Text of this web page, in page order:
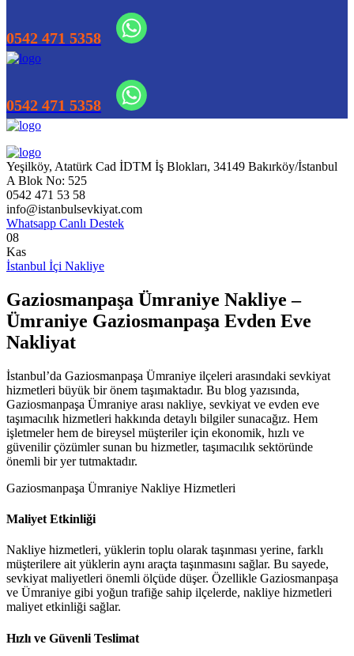
Yeşilköy, Atatürk Cad İDTM İş Blokları, 34149 Bakırköy/İstanbul
A Blok No: 525
0542 471 53 58
info@istanbulsevkiyat.com
Whatsapp Canlı Destek
08
Kas
İstanbul İçi Nakliye
Gaziosmanpaşa Ümraniye Nakliye –
Ümraniye Gaziosmanpaşa Evden Eve
Nakliyat
İstanbul’da Gaziosmanpaşa Ümraniye ilçeleri arasındaki sevkiyat
hizmetleri büyük bir önem taşımaktadır. Bu blog yazısında,
Gaziosmanpaşa Ümraniye arası nakliye, sevkiyat ve evden eve
taşımacılık hizmetleri hakkında detaylı bilgiler sunacağız. Hem
işletmeler hem de bireysel müşteriler için ekonomik, hızlı ve
güvenilir çözümler sunan bu hizmetler, taşımacılık sektöründe
önemli bir yer tutmaktadır.
Gaziosmanpaşa Ümraniye Nakliye Hizmetleri
Maliyet Etkinliği
Nakliye hizmetleri, yüklerin toplu olarak taşınması yerine, farklı
müşterilere ait yüklerin aynı araçta taşınmasını sağlar. Bu sayede,
sevkiyat maliyetleri önemli ölçüde düşer. Özellikle Gaziosmanpaşa
ve Ümraniye gibi yoğun trafiğe sahip ilçelerde, nakliye hizmetleri
maliyet etkinliği sağlar.
Hızlı ve Güvenli Teslimat